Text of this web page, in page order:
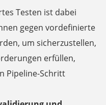
Testen ist dabei
gegen vordefinierte
um sicherzustellen,
erfüllen,
Pipeline-Schritt